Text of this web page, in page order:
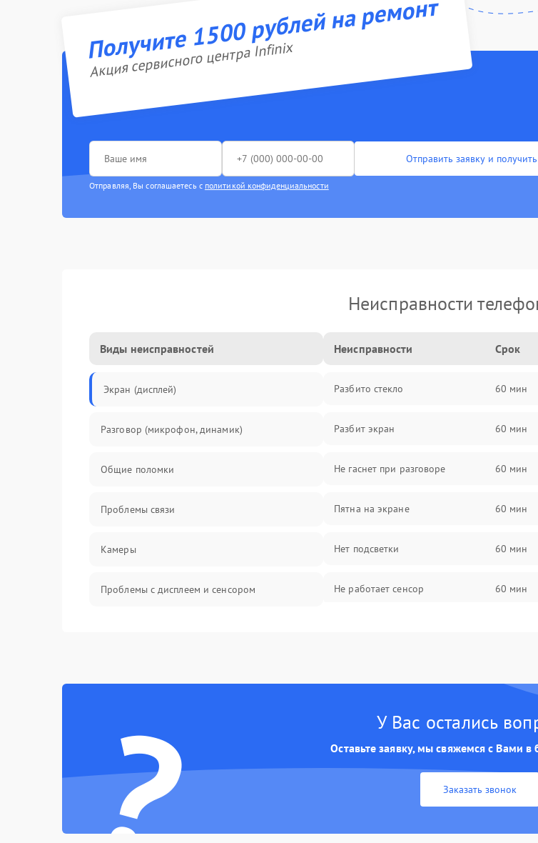
Получите 1500 рублей на ремонт
Акция сервисного центра Infinix
Отправить заявку и
Отправляя, Вы соглашаетесь с политикой конфиденциальности
Неисправности
Виды неисправностей
Экран (дисплей)
Разговор (микрофон, динамик)
Общие поломки
Проблемы связи
Камеры
Проблемы с дисплеем и сенсором
аккумулятором
Неисправности Срок
Разбито стекло 60 мин
Разбит экран 60 мин
Не гаснет при разговоре 60 мин
Пятна на экране 60 мин
Нет подсветки 60 мин
Не работает сенсор 60 мин
? У Вас остались
Оставьте заявку, мы свяжемся с Вами
Заказать звонок